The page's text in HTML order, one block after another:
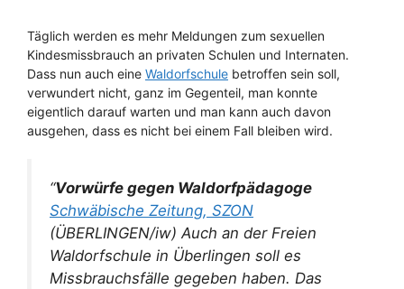
Täglich werden es mehr Meldungen zum sexuellen
Kindesmissbrauch an privaten Schulen und Internaten.
Dass nun auch eine Waldorfschule betroffen sein soll,
verwundert nicht, ganz im Gegenteil, man konnte
eigentlich darauf warten und man kann auch davon
ausgehen, dass es nicht bei einem Fall bleiben wird.
“Vorwürfe gegen Waldorfpädagoge
Schwäbische Zeitung, SZON
(ÜBERLINGEN/iw) Auch an der Freien
Waldorfschule in Überlingen soll es
Missbrauchsfälle gegeben haben. Das